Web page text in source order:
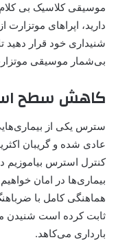
موسیقی کلاسیک بی کلام
دارید، اپراهای
شنیداری خود قرار دهید
بی‌شمار موسیقی
کاهش سطح
سترس یکی از
عادی شده و گریبان
کنترل استرس بیاموزیم
بیماری‌ها در امان
هماهنگی کامل با
ثابت کرده است شنیدن
بارداری می‌کاهد.